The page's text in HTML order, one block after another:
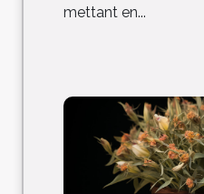
mettant en...